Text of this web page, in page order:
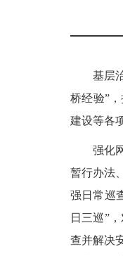
基层
桥经验”
建设等各
强化
暂行办法
强日常巡
日三巡”
查并解决